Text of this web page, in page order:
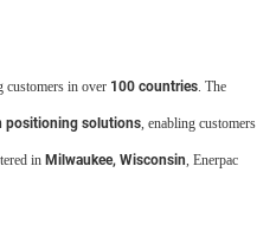
customers in over 100 countries. The
positioning solutions, enabling customers
in Milwaukee, Wisconsin, Enerpac